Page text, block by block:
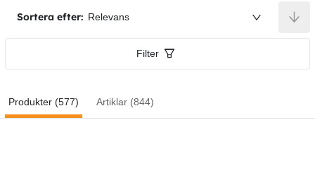
Sortera efter: Relevans
Filter
Produkter (577) Artiklar (844)